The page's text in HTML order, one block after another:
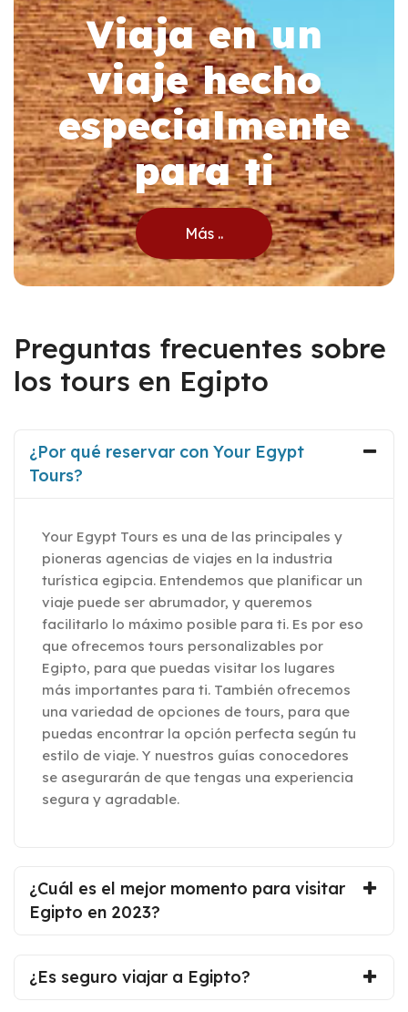
Viaja en un
viaje hecho
especialmente
para ti
Más ..
Preguntas frecuentes sobre
los tours en Egipto
¿Por qué reservar con Your Egypt
Tours?
Your Egypt Tours es una de las principales y
pioneras agencias de viajes en la industria
turística egipcia. Entendemos que planificar un
viaje puede ser abrumador, y queremos
facilitarlo lo máximo posible para ti. Es por eso
que ofrecemos tours personalizables por
Egipto, para que puedas visitar los lugares
más importantes para ti. También ofrecemos
una variedad de opciones de tours, para que
puedas encontrar la opción perfecta según tu
estilo de viaje. Y nuestros guías conocedores
se asegurarán de que tengas una experiencia
segura y agradable.
¿Cuál es el mejor momento para visitar
Egipto en 2023?
¿Es seguro viajar a Egipto?